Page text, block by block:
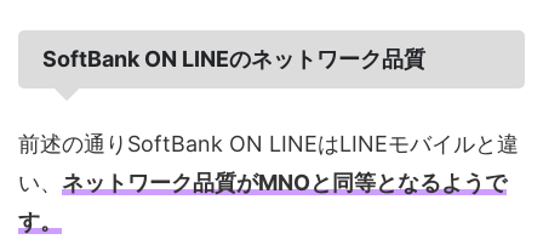
SoftBank ON LINEのネットワーク品質
前述の通りSoftBank ON LINEはLINEモバイルと違
い、 ネットワーク品質がMNOと同等となるようで
す。